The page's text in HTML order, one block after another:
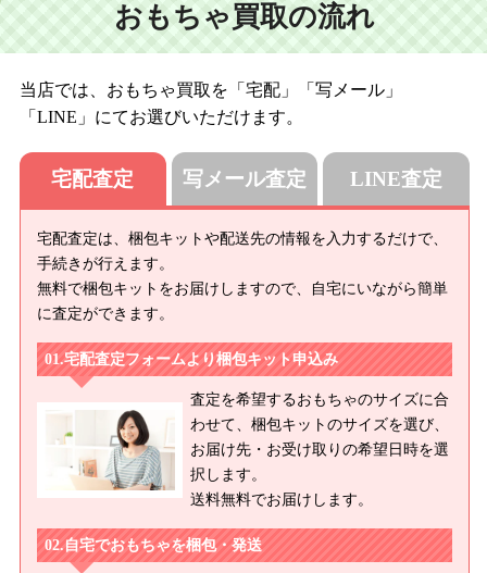
(幼天使)
八代 1st/八代 2nd/真霧 1st/真霧 2nd/真霧スウィートドリーム2nd/美
(MSD)
ピ/トッピハウステンボスお散歩/なぎさ通園ver./ノエル/フィリス/
マーガレット/まなぶ通園ver./マリア/みぃちゃん/ミーミ/みどり通
園ver./みれ スタンダードフェア2010/ゆいスウィートドリーム/ユニ
1st･2nd/ゆうと スタンダートフェア2010/リリス/ロック
おもちゃ買取の流れ
当店では、おもちゃ買取を「宅配」「写メール」
「LINE」にてお選びいただけます。
宅配査定
宅配査定は、梱包キットや配送先の情報を入力するだけで、
手続きが行えます。
無料で梱包キットをお届けしますので、自宅にいながら簡単
に査定ができます。
宅配査定フォームより梱包キット申込み
査定を希望するおもちゃのサイズに合
わせて、梱包キットのサイズを選び、
お届け先・お受け取りの希望日時を選
択します。
送料無料でお届けします。
自宅でおもちゃを梱包・発送
写メール査定 LINE査定